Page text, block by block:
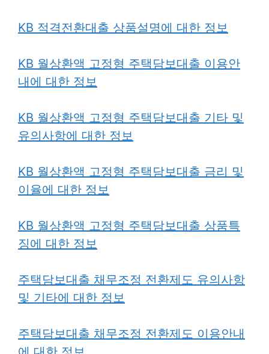
KB 적격전환대출 상품설 명에 대한 정보
KB 월상환액 고정형 주택담보대출 이용안
내에 대한 정보
KB 월상환액 고정형 주택담보대출 기타 및
유의사항에 대한 정보
KB 월상환액 고정형 주택담보대출 금리 및
이율에 대한 정보
KB 월상환액 고정형 주택담보대출 상품특
징에 대한 정보
주택담보대출 채무조정 전환제도 유의사항
및 기타에 대한 정보
주택담보대출 채무조정 전환제도 이용안내